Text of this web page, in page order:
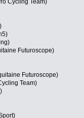
Cycling Team)
Futuroscope)
Futuroscope)
Team)